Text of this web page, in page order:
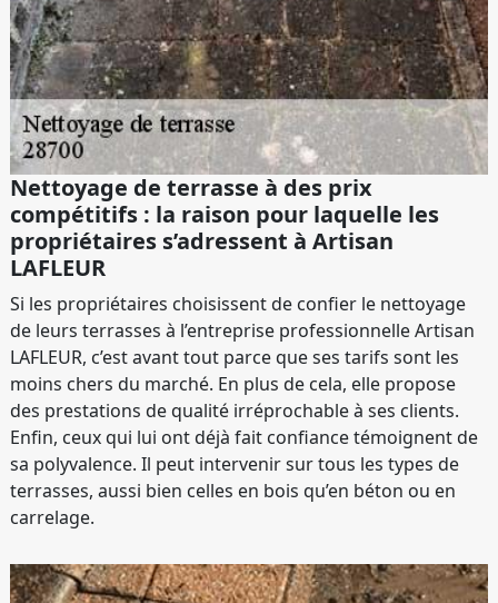
Nettoyage de terrasse à des prix
compétitifs : la raison pour laquelle les
propriétaires s’adressent à Artisan
LAFLEUR
Si les propriétaires choisissent de confier le nettoyage
de leurs terrasses à l’entreprise professionnelle Artisan
LAFLEUR, c’est avant tout parce que ses tarifs sont les
moins chers du marché. En plus de cela, elle propose
des prestations de qualité irréprochable à ses clients.
Enfin, ceux qui lui ont déjà fait confiance témoignent de
sa polyvalence. Il peut intervenir sur tous les types de
terrasses, aussi bien celles en bois qu’en béton ou en
carrelage.